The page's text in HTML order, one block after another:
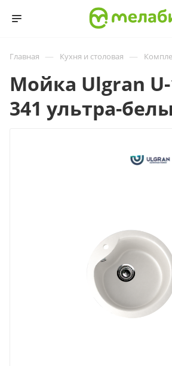
Главная — Кухня и столовая —
Мойка Ulgran U-
341 ультра-